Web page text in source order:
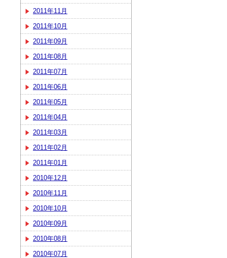
2011年11月
2011年10月
2011年09月
2011年08月
2011年07月
2011年06月
2011年05月
2011年04月
2011年03月
2011年02月
2011年01月
2010年12月
2010年11月
2010年10月
2010年09月
2010年08月
2010年07月